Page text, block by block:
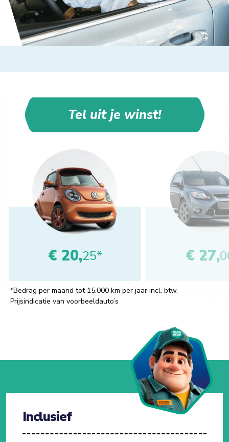
Tel uit je winst!
€ 20,25* € 27,
*Bedrag per maand tot 15.000 km per jaar incl. btw.
Prijsindicatie van voorbeeldauto’s
Inclusief